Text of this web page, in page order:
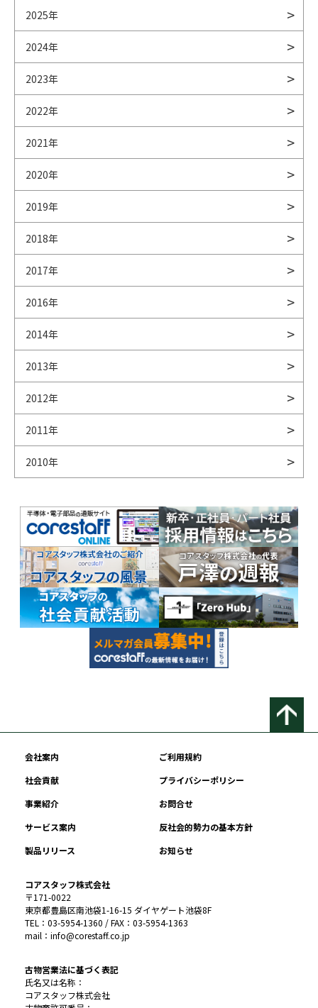
2025年
2024年
2023年
2022年
2021年
2020年
2019年
2018年
2017年
2016年
2014年
2013年
2012年
2011年
2010年
会社案内
ご利用規約
社会貢献
プライバシーポリシー
事業紹介
お問合せ
サービス案内
反社会的勢力の基本方針
製品リリース
お知らせ
コアスタッフ株式会社
〒171-0022
東京都豊島区南池袋1-16-15 ダイヤゲート池袋8F
TEL：03-5954-1360 / FAX：03-5954-1363
mail：info@corestaff.co.jp
古物営業法に基づく表記
氏名又は名称：
コアスタッフ株式会社